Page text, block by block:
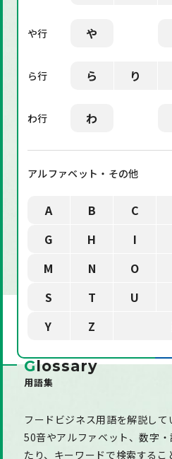
や行 や
ら行 ら り
わ行 わ
アルファベット・その他
A B C
G
H I
M
N O
S
T U
Y
Z
Glossary
用語集
フードビジネス用語を解説して
50音やアルファベット、数字
たり、 キーワードで検索するこ